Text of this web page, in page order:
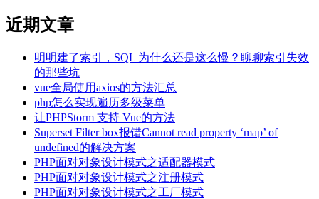
近期文章
明明建了索引，SQL 为什么还是这么慢？聊聊索引失效
的那些坑
vue全局使用axios的方法汇总
php怎么实现遍历多级菜单
让PHPStorm 支持 Vue的方法
Superset Filter box报错Cannot read property ‘map’ of
undefined的解决方案
PHP面对对象设计模式之适配器模式
PHP面对对象设计模式之注册模式
PHP面对对象设计模式之工厂模式